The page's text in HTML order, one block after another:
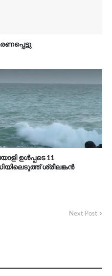
ഉൾപ്പടെ 11
ശ്രീലങ്കൻ
Next Post